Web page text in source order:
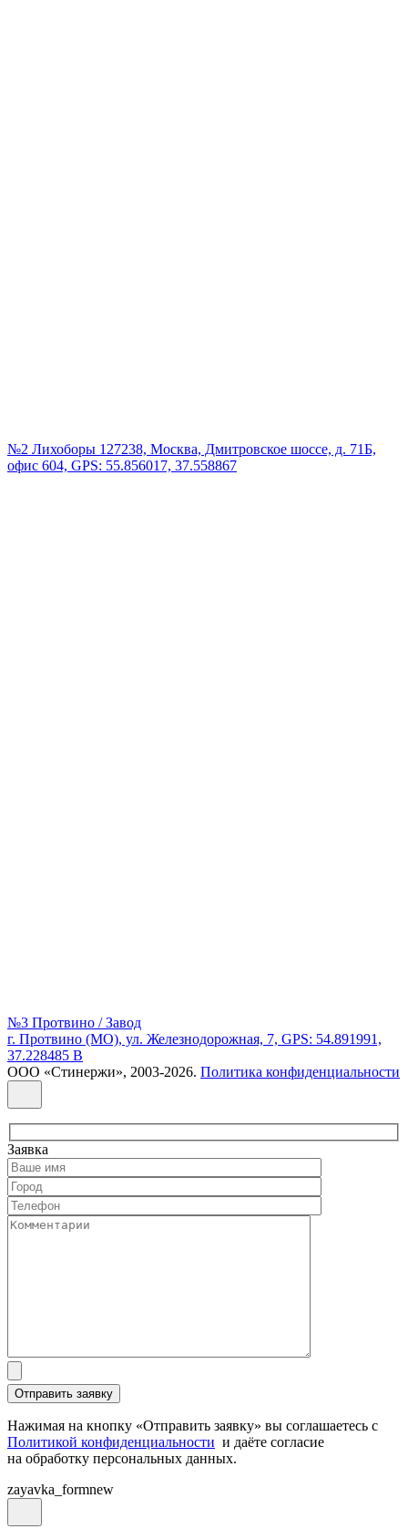
№2 Лихоборы 127238, Москва, Дмитровское шоссе, д. 71Б,
офис 604, GPS: 55.856017, 37.558867
№3 Протвино / Завод
г. Протвино (МО), ул. Железнодорожная, 7, GPS: 54.891991,
37.228485 В
ООО «Стинержи», 2003-2026. Политика конфиденциальности
Заявка
Нажимая на кнопку «Отправить заявку» вы соглашаетесь с
Политикой конфиденциальности и даёте согласие
на обработку персональных данных.
zayavka_formnew